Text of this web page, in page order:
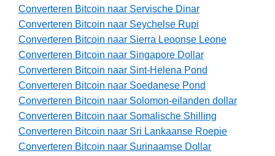
Converteren Bitcoin naar Servische Dinar
Converteren Bitcoin naar Seychelse Rupi
Converteren Bitcoin naar Sierra Leoonse Leone
Converteren Bitcoin naar Singapore Dollar
Converteren Bitcoin naar Sint-Helena Pond
Converteren Bitcoin naar Soedanese Pond
Converteren Bitcoin naar Solomon-eilanden dollar
Converteren Bitcoin naar Somalische Shilling
Converteren Bitcoin naar Sri Lankaanse Roepie
Converteren Bitcoin naar Surinaamse Dollar